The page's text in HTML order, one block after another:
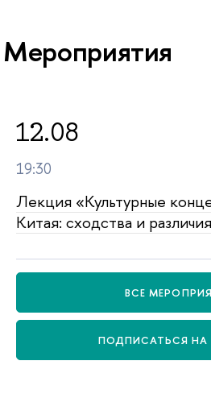
Мероприятия
12.08
19:30
Лекция «Культурные
Китая: сходства и
СЕ
ПОДПИСАТЬСЯ